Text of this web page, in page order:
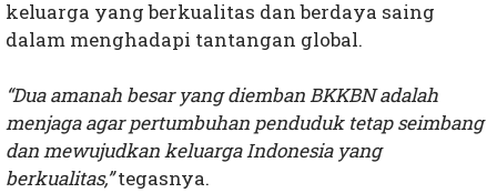
keluarga yang berkualitas dan berdaya saing
dalam menghadapi tantangan global.
“Dua amanah besar yang diemban BKKBN adalah
menjaga agar pertumbuhan penduduk tetap seimbang
dan mewujudkan keluarga Indonesia yang
berkualitas,”tegasnya.